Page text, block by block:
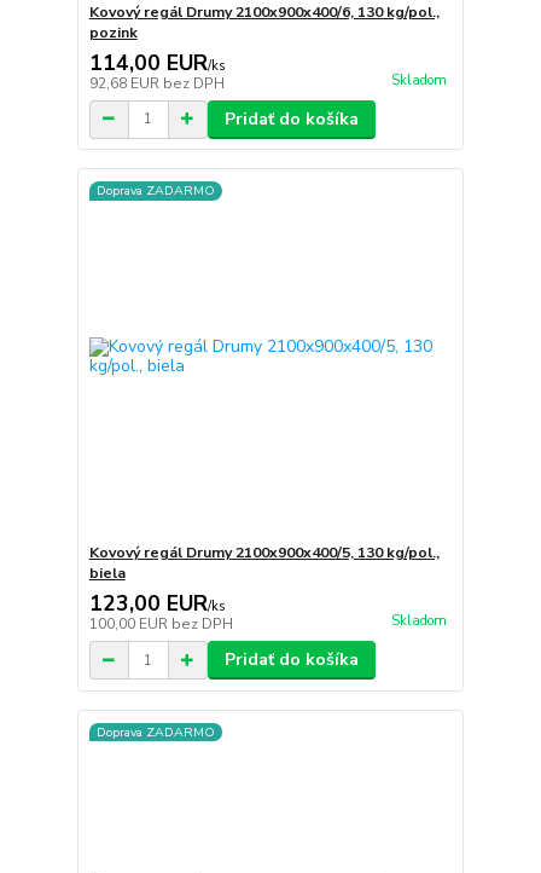
Kovový regál Drumy 2100x900x400/6, 130 kg/pol.,
pozink
114,00 EUR/ks
92,68 EUR bez DPH Skladom
Pridať do košíka
Doprava ZADARMO
Kovový regál Drumy 2100x900x400/5, 130 kg/pol.,
biela
123,00 EUR/ks
100,00 EUR bez DPH Skladom
Pridať do košíka
Doprava ZADARMO